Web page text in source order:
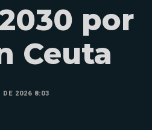
por
Ceuta
DE 2026 8:03